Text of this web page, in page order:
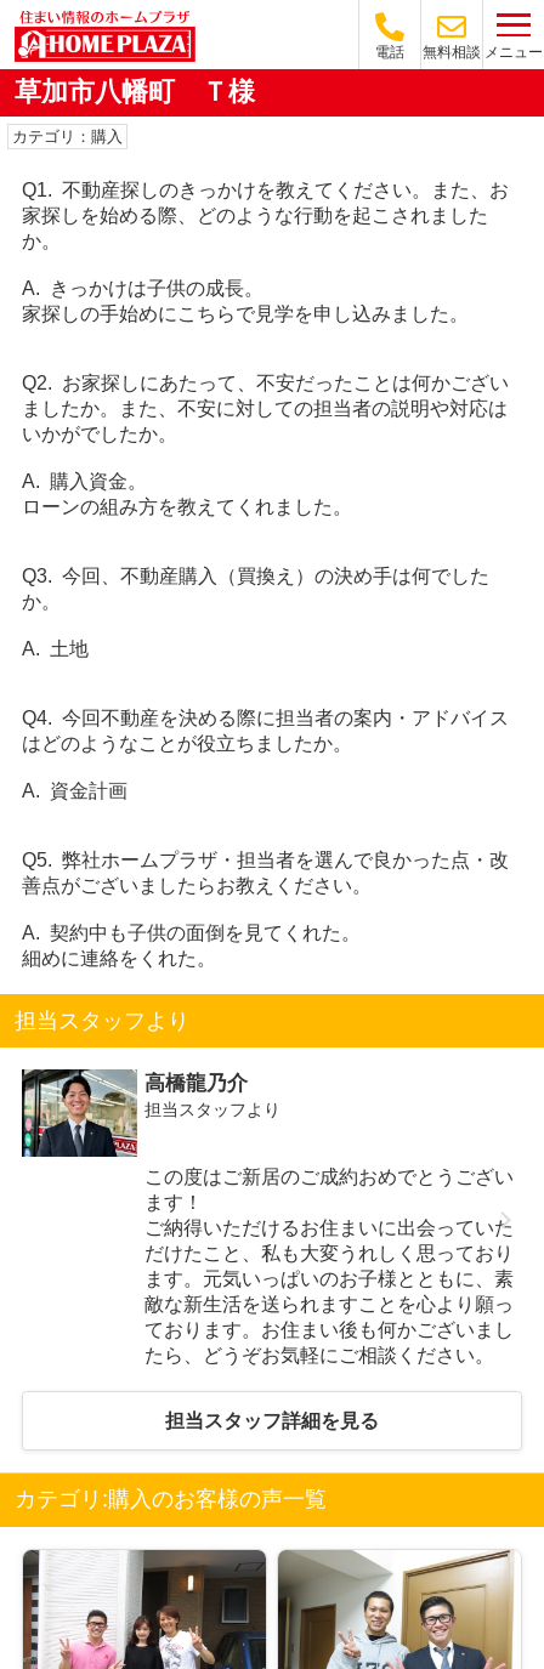
電話 無料相談 メニュー
草加市八幡町 Ｔ様
カテゴリ：購入
Q1. 不動産探しのきっかけを教えてください。また、お
家探しを始める際、どのような行動を起こされました
か。
A. きっかけは子供の成長。
家探しの手始めにこちらで見学を申し込みました。
Q2. お家探しにあたって、不安だったことは何かござい
ましたか。また、不安に対しての担当者の説明や対応は
いかがでしたか。
A. 購入資金。
ローンの組み方を教えてくれました。
Q3. 今回、不動産購入（買換え）の決め手は何でした
か。
A. 土地
Q4. 今回不動産を決める際に担当者の案内・アドバイス
はどのようなことが役立ちましたか。
A. 資金計画
Q5. 弊社ホームプラザ・担当者を選んで良かった点・改
善点がございましたらお教えください。
A. 契約中も子供の面倒を見てくれた。
細めに連絡をくれた。
担当スタッフより
高橋龍乃介
担当スタッフより
この度はご新居のご成約おめでとうござい
ます！
ご納得いただけるお住まいに出会っていた
だけたこと、私も大変うれしく思っており
ます。元気いっぱいのお子様とともに、素
敵な新生活を送られますことを心より願っ
ております。お住まい後も何かございまし
たら、どうぞお気軽にご相談ください。
担当スタッフ詳細を見る
カテゴリ:購入のお客様の声一覧